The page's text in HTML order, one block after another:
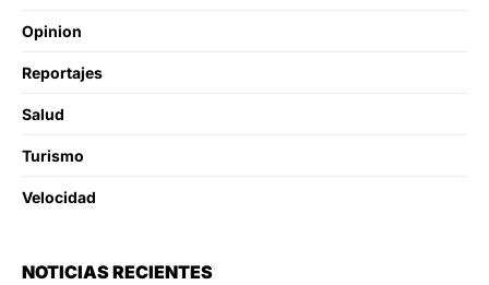
Opinion
Reportajes
Salud
Turismo
Velocidad
NOTICIAS RECIENTES